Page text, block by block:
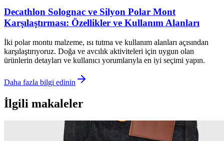
Decathlon Solognac ve Silyon Polar Mont
Karşılaştırması: Özellikler ve Kullanım Alanları
İki polar montu malzeme, ısı tutma ve kullanım alanları açısından
karşılaştırıyoruz. Doğa ve avcılık aktiviteleri için uygun olan
ürünlerin detayları ve kullanıcı yorumlarıyla en iyi seçimi yapın.
Daha fazla bilgi edinin
İlgili makaleler